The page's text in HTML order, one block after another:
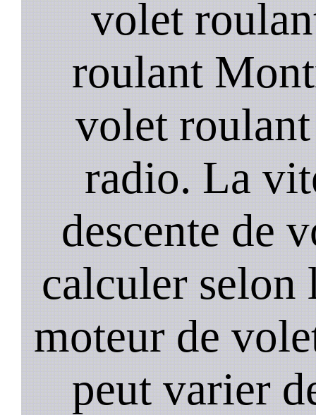
volet
roulant
volet
radio. La
descente de
calculer selon
moteur de
peut varier